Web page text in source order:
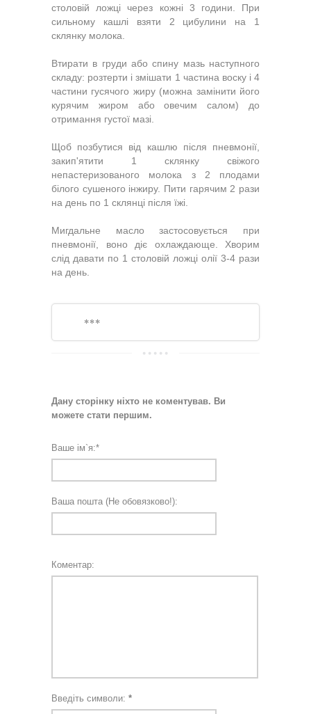
столовій ложці через кожні 3 години. При
сильному кашлі взяти 2 цибулини на 1
склянку молока.
Втирати в груди або спину мазь наступного
складу: розтерти і змішати 1 частина воску і 4
частини гусячого жиру (можна замінити його
курячим жиром або овечим салом) до
отримання густої мазі.
Щоб позбутися від кашлю після пневмонії,
закип'ятити 1 склянку свіжого
непастеризованого молока з 2 плодами
білого сушеного інжиру. Пити гарячим 2 рази
на день по 1 склянці після їжі.
Мигдальне масло застосовується при
пневмонії, воно діє охлаждающе. Хворим
слід давати по 1 столовій ложці олії 3-4 рази
на день.
***
Дану сторінку ніхто не коментував. Ви
можете стати першим.
Ваше ім`я:*
Ваша пошта (Не обовязково!):
Коментар:
Введіть символи: *